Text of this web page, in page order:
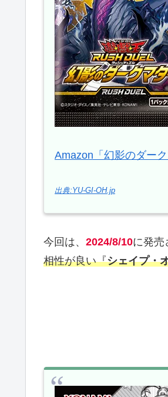
Amazon「幻影のダーク
出典:YU-GI-OH.jp
今回は、 2024/8/10に発売
相性が良い『シェイプ・